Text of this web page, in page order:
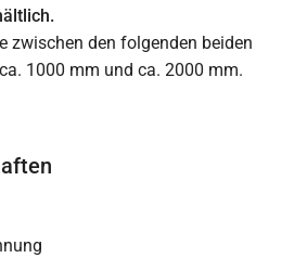
zwischen den folgenden beiden
1000 mm und ca. 2000 mm.